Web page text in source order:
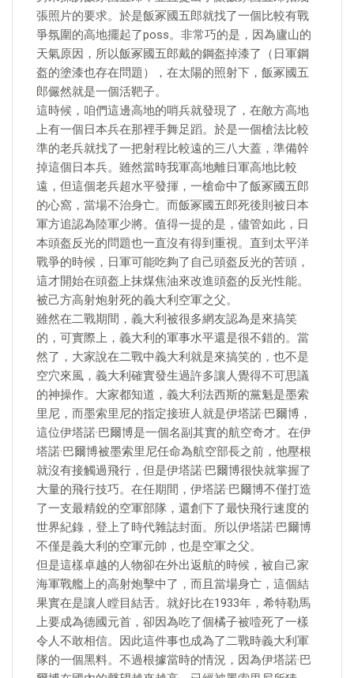
張照片的要求。於是飯冢國五郎就找了一個比較有戰
爭氛圍的高地擺起了poss。非常巧的是，因為廬山的
天氣原因，所以飯冢國五郎戴的鋼盔掉漆了（日軍鋼
盔的塗漆也存在問題），在太陽的照射下，飯冢國五
郎儼然就是一個活靶子。
這時候，咱們這邊高地的哨兵就發現了，在敵方高地
上有一個日本兵在那裡手舞足蹈。於是一個槍法比較
準的老兵就找了一把射程比較遠的三八大蓋，準備幹
掉這個日本兵。雖然當時我軍高地離日軍高地比較
遠，但這個老兵超水平發揮，一槍命中了飯冢國五郎
的心窩，當場不治身亡。而飯冢國五郎死後則被日本
軍方追認為陸軍少將。值得一提的是，儘管如此，日
本頭盔反光的問題也一直沒有得到重視。直到太平洋
戰爭的時候，日軍可能吃夠了自己頭盔反光的苦頭，
這才開始在頭盔上抹煤焦油來改進頭盔的反光性能。
被己方高射炮射死的義大利空軍之父。
雖然在二戰期間，義大利被很多網友認為是來搞笑
的，可實際上，義大利的軍事水平還是很不錯的。當
然了，大家說在二戰中義大利就是來搞笑的，也不是
空穴來風，義大利確實發生過許多讓人覺得不可思議
的神操作。大家都知道，義大利法西斯的黨魁是墨索
里尼，而墨索里尼的指定接班人就是伊塔諾·巴爾博，
這位伊塔諾·巴爾博是一個名副其實的航空奇才。在伊
塔諾·巴爾博被墨索里尼任命為航空部長之前，他壓根
就沒有接觸過飛行，但是伊塔諾·巴爾博很快就掌握了
大量的飛行技巧。在任期間，伊塔諾·巴爾博不僅打造
了一支最精銳的空軍部隊，還創下了最快飛行速度的
世界紀錄，登上了時代雜誌封面。所以伊塔諾·巴爾博
不僅是義大利的空軍元帥，也是空軍之父。
但是這樣卓越的人物卻在外出返航的時候，被自己家
海軍戰艦上的高射炮擊中了，而且當場身亡，這個結
果實在是讓人瞠目結舌。就好比在1933年，希特勒馬
上要成為德國元首，卻因為吃了個橘子被噎死了一樣
令人不敢相信。因此這件事也成為了二戰時義大利軍
隊的一個黑料。不過根據當時的情況，因為伊塔諾·巴